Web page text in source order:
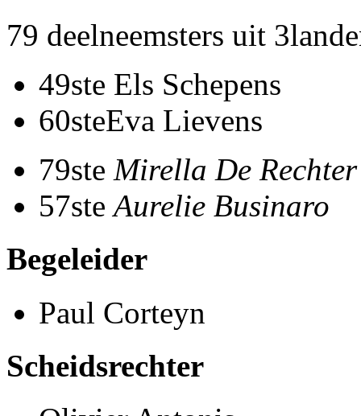
79 deelneemsters uit
49ste Els Schepens
60steEva Lievens
79ste Mirella De Rechter
57steAurelie Businaro
Begeleider
Paul Corteyn
Scheidsrechter